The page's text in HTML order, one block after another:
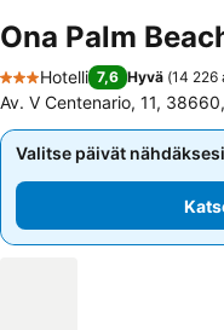
Ona Palm
3 Tähtiluokitus
Hotelli 7,6 Hyvä (14 226
Av. V Centenario, 11,
Valitse päivät
Valitse päivät